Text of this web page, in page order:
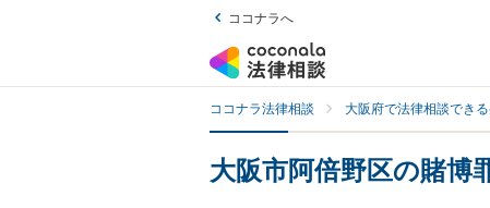
ココナラへ
ココナラ法律相談 大阪府で法律相談でき
大阪市阿倍野区の賭博